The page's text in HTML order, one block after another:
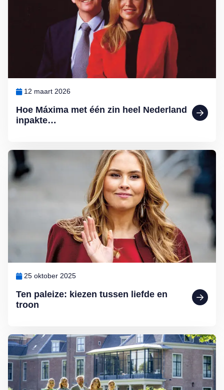
Hoe Máxima met één zin heel Nederland
inpakte…
12 maart 2026
Ten paleize: kiezen tussen liefde en
troon
25 oktober 2025
Lees meer over Ten paleize: kiezen tussen liefde en troon
Lees meer over Binnenkijken bij Willem-Alexander en Máxima: